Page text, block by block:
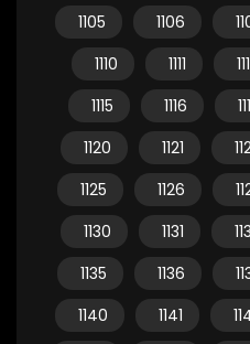
1105
1106
1110
1111
1115
1116
1120
1121
1125
1126
1130
1131
1135
1136
1140
1141